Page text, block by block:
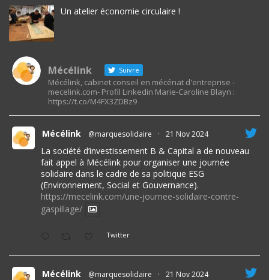
Un atelier économie circulaire !
Mécélink Suivre
Mécélink, cabinet conseil en mécénat d'entreprise -
mecelink.com- Profil Linkedin Marie-Caroline Blayn :
https://t.co/M4FX3ZDBz9
Mécélink @marquesolidaire · 21 Nov 2024
La société d’investissement B & Capital a de nouveau
fait appel à Mécélink pour organiser une journée
solidaire dans le cadre de sa politique ESG
(Environnement, Social et Gouvernance).
https://mecelink.com/une-journee-solidaire-contre-
gaspillage/
Twitter
Mécélink @marquesolidaire · 21 Nov 2024